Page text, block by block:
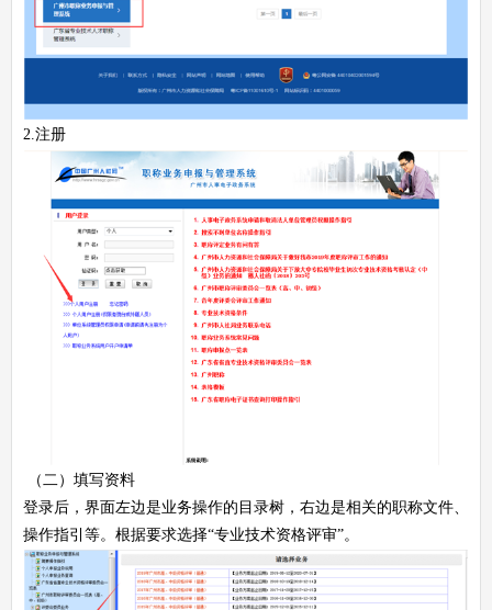
2.注册
（二）填写资料
登录后，界面左边是业务操作的目录树，右边是相关的职称文件、
操作指引等。根据要求选择“专业技术资格评审”。